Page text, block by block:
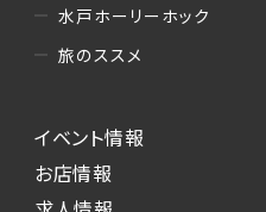
水戸ホーリーホック
旅のススメ
イベント情報
お店情報